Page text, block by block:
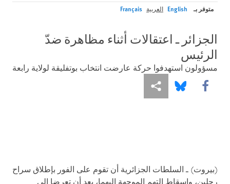
متوفر بـ English العربية Français
الجزائر ـ اعتقالات أثناء مظاهرة ضدّ
الرئيس
مسؤولون استهدفوا حركة عارضت انتخاب بوتفليقة لولاية رابعة
Share this via Facebook
Share this via Bluesky
Share this via مشاركة
(بيروت) ـ السلطات الجزائرية أن تقوم على الفور بإطلاق سراح